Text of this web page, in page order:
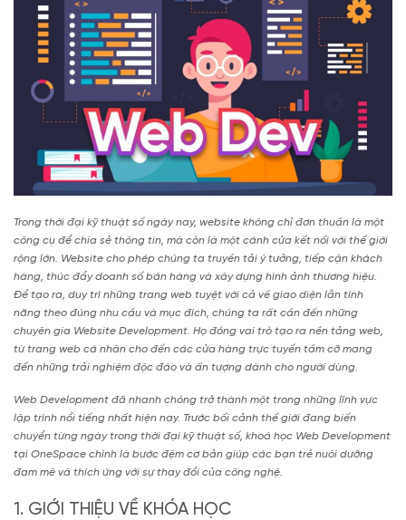
Trong thời đại kỹ thuật số ngày nay, website không chỉ đơn thuần là một
công cụ để chia sẻ thông tin, mà còn là một cánh cửa kết nối với thế giới
rộng lớn. Website cho phép chúng ta truyền tải ý tưởng, tiếp cận khách
hàng, thúc đẩy doanh số bán hàng và xây dựng hình ảnh thương hiệu.
Để tạo ra, duy trì những trang web tuyệt vời cả về giao diện lẫn tính
năng theo đúng nhu cầu và mục đích, chúng ta rất cần đến những
chuyên gia Website Development. Họ đóng vai trò tạo ra nền tảng web,
từ trang web cá nhân cho đến các cửa hàng trực tuyến tầm cỡ mang
đến những trải nghiệm độc đáo và ấn tượng dành cho người dùng.
Web Development đã nhanh chóng trở thành một trong những lĩnh vực
lập trình nổi tiếng nhất hiện nay. Trước bối cảnh thế giới đang biến
chuyển từng ngày trong thời đại kỹ thuật số, khoá học Web Development
tại OneSpace chính là bước đệm cơ bản giúp các bạn trẻ nuôi dưỡng
đam mê và thích ứng với sự thay đổi của công nghệ.
1. GIỚI THIỆU VỀ KHÓA HỌC